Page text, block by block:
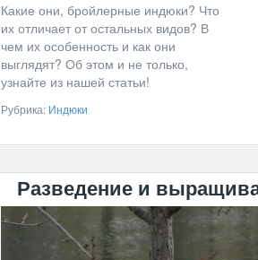
Какие они, бройлерные индюки? Что
их отличает от остальных видов? В
чем их особенность и как они
выглядят? Об этом и не только,
узнайте из нашей статьи!
Рубрика: Индюки
Разведение и